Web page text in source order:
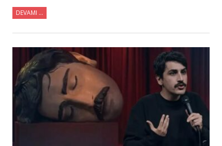
DEVAMI ...